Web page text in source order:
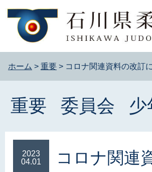
ホーム > 重要 > コロナ関連資料の改訂
重要 委員会 少
2023
04.01
コロナ関連